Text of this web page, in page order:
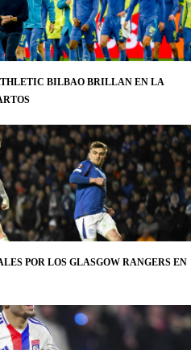
BILBAO BRILLAN EN LA
POR LOS GLASGOW RANGERS EN